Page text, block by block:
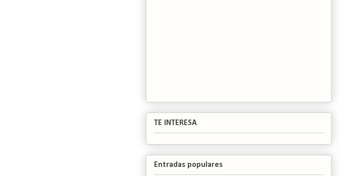
TE INTERESA
Entradas populares